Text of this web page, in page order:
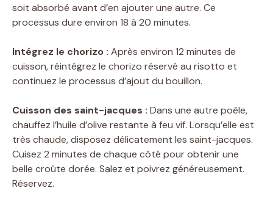
V
i
e
o
soit absorbé avant d’en ajouter une autre. Ce
processus dure environ 18 à 20 minutes.
Intégrez le chorizo : Après environ 12 minutes de
cuisson, réintégrez le chorizo réservé au risotto et
continuez le processus d’ajout du bouillon.
Cuisson des saint-jacques : Dans une autre poêle,
chauffez l’huile d’olive restante à feu vif. Lorsqu’elle est
très chaude, disposez délicatement les saint-jacques.
Cuisez 2 minutes de chaque côté pour obtenir une
belle croûte dorée. Salez et poivrez généreusement.
Réservez.